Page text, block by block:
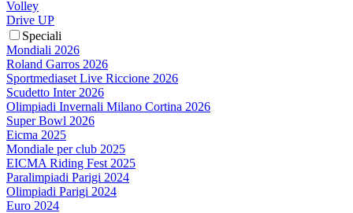
Volley
Drive UP
Speciali
Mondiali 2026
Roland Garros 2026
Sportmediaset Live Riccione 2026
Scudetto Inter 2026
Olimpiadi Invernali Milano Cortina 2026
Super Bowl 2026
Eicma 2025
Mondiale per club 2025
EICMA Riding Fest 2025
Paralimpiadi Parigi 2024
Olimpiadi Parigi 2024
Euro 2024